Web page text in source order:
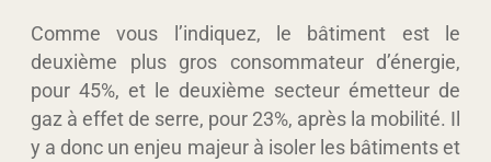
Comme vous l’indiquez, le bâtiment est le
deuxième plus gros consommateur d’énergie,
pour 45%, et le deuxième secteur émetteur de
gaz à effet de serre, pour 23%, après la mobilité. Il
y a donc un enjeu majeur à isoler les bâtiments et